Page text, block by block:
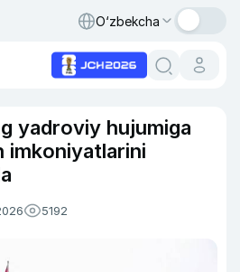
O‘zbekcha
yadroviy hujumiga
imkoniyatlarini
5192